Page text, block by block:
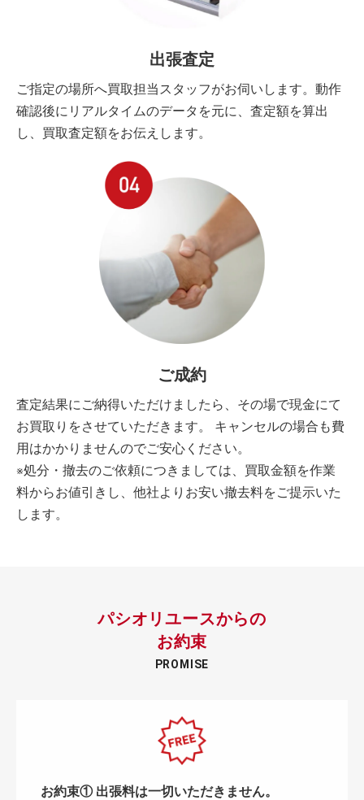
出張査定
ご指定の場所へ買取担当スタッフがお伺いします。動作
確認後にリアルタイムのデータを元に、査定額を算出
し、買取査定額をお伝えします。
ご成約
査定結果にご納得いただけましたら、その場で現金にて
お買取りをさせていただきます。 キャンセルの場合も費
用はかかりませんのでご安心ください。
※処分・撤去のご依頼につきましては、買取金額を作業
料からお値引きし、他社よりお安い撤去料をご提示いた
します。
パシオリユースからの
お約束
PROMISE
お約束① 出張料は一切いただきません。